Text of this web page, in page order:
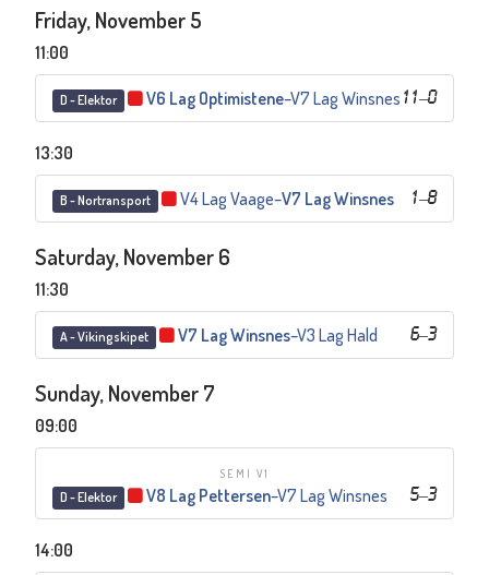
Friday, November 5
11:00
D - Elektor 11–0
V6 Lag Optimistene–V7 Lag Winsnes
13:30
B - Nortransport 1–8
V4 Lag Vaage–V7 Lag Winsnes
Saturday, November 6
11:30
A - Vikingskipet 6–3
V7 Lag Winsnes–V3 Lag Hald
Sunday, November 7
09:00
SEMI V1
D - Elektor 5–3
V8 Lag Pettersen–V7 Lag Winsnes
14:00